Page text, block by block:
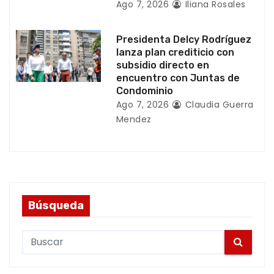
Ago 7, 2026 Iliana Rosales
Presidenta Delcy Rodríguez
lanza plan crediticio con
subsidio directo en
encuentro con Juntas de
Condominio
Ago 7, 2026
Claudia Guerra
Mendez
Búsqueda